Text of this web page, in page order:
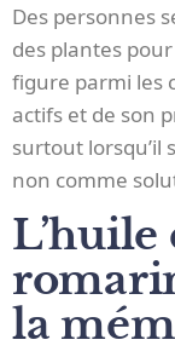
Des personnes
des plantes
figure parmi les
actifs et de son
surtout lorsqu’il
non comme
L’huile
la